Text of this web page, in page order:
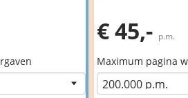
€ 45,- p.m.
Maximum pagina